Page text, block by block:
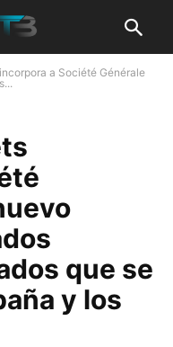
a Société Générale
que se
y los